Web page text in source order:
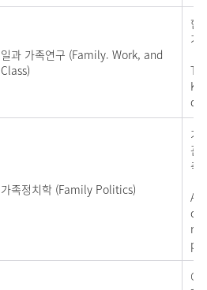
일과 가족연구 (Family. Work, and
Class)
한
가
가족정치학 (Family Politics)
가
관
측
As
여